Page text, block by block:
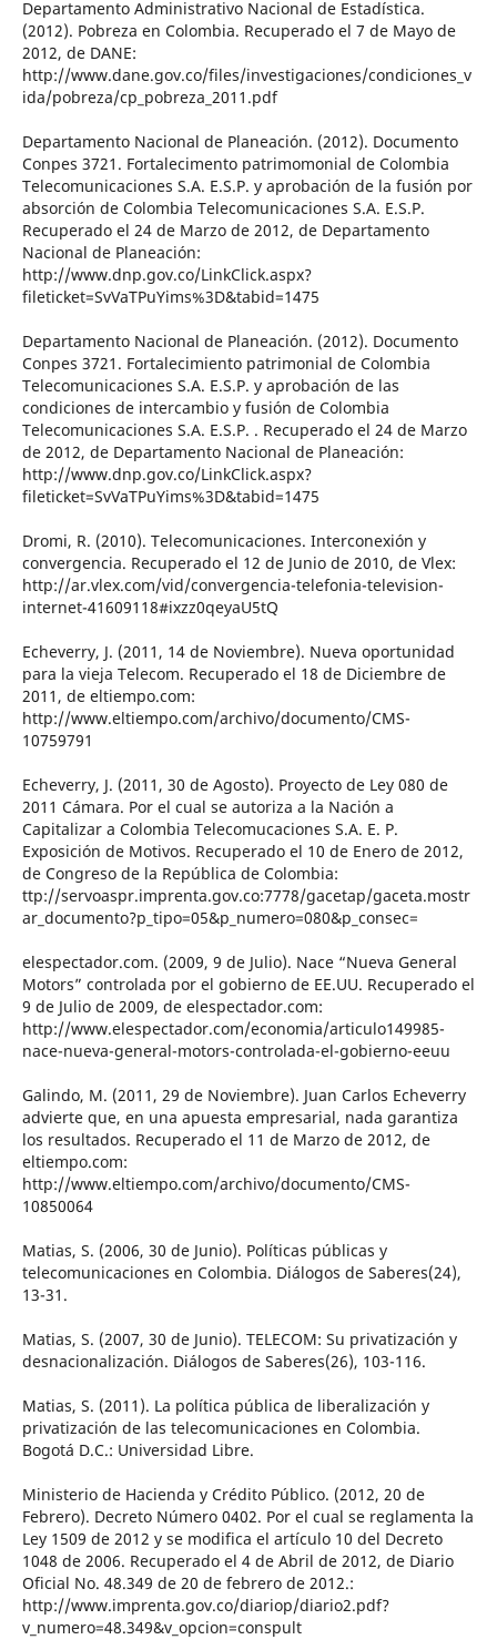
Departamento Administrativo Nacional de Estadística.
(2012). Pobreza en Colombia. Recuperado el 7 de Mayo de
2012, de DANE:
http://www.dane.gov.co/files/investigaciones/condiciones_v
ida/pobreza/cp_pobreza_2011.pdf
Departamento Nacional de Planeación. (2012). Documento
Conpes 3721. Fortalecimento patrimomonial de Colombia
Telecomunicaciones S.A. E.S.P. y aprobación de la fusión por
absorción de Colombia Telecomunicaciones S.A. E.S.P.
Recuperado el 24 de Marzo de 2012, de Departamento
Nacional de Planeación:
http://www.dnp.gov.co/LinkClick.aspx?
fileticket=SvVaTPuYims%3D&tabid=1475
Departamento Nacional de Planeación. (2012). Documento
Conpes 3721. Fortalecimiento patrimonial de Colombia
Telecomunicaciones S.A. E.S.P. y aprobación de las
condiciones de intercambio y fusión de Colombia
Telecomunicaciones S.A. E.S.P. . Recuperado el 24 de Marzo
de 2012, de Departamento Nacional de Planeación:
http://www.dnp.gov.co/LinkClick.aspx?
fileticket=SvVaTPuYims%3D&tabid=1475
Dromi, R. (2010). Telecomunicaciones. Interconexión y
convergencia. Recuperado el 12 de Junio de 2010, de Vlex:
http://ar.vlex.com/vid/convergencia-telefonia-television-
internet-41609118#ixzz0qeyaU5tQ
Echeverry, J. (2011, 14 de Noviembre). Nueva oportunidad
para la vieja Telecom. Recuperado el 18 de Diciembre de
2011, de eltiempo.com:
http://www.eltiempo.com/archivo/documento/CMS-
10759791
Echeverry, J. (2011, 30 de Agosto). Proyecto de Ley 080 de
2011 Cámara. Por el cual se autoriza a la Nación a
Capitalizar a Colombia Telecomucaciones S.A. E. P.
Exposición de Motivos. Recuperado el 10 de Enero de 2012,
de Congreso de la República de Colombia:
ttp://servoaspr.imprenta.gov.co:7778/gacetap/gaceta.mostr
ar_documento?p_tipo=05&p_numero=080&p_consec=
elespectador.com. (2009, 9 de Julio). Nace “Nueva General
Motors” controlada por el gobierno de EE.UU. Recuperado el
9 de Julio de 2009, de elespectador.com:
http://www.elespectador.com/economia/articulo149985-
nace-nueva-general-motors-controlada-el-gobierno-eeuu
Galindo, M. (2011, 29 de Noviembre). Juan Carlos Echeverry
advierte que, en una apuesta empresarial, nada garantiza
los resultados. Recuperado el 11 de Marzo de 2012, de
eltiempo.com:
http://www.eltiempo.com/archivo/documento/CMS-
10850064
Matias, S. (2006, 30 de Junio). Políticas públicas y
telecomunicaciones en Colombia. Diálogos de Saberes(24),
13-31.
Matias, S. (2007, 30 de Junio). TELECOM: Su privatización y
desnacionalización. Diálogos de Saberes(26), 103-116.
Matias, S. (2011). La política pública de liberalización y
privatización de las telecomunicaciones en Colombia.
Bogotá D.C.: Universidad Libre.
Ministerio de Hacienda y Crédito Público. (2012, 20 de
Febrero). Decreto Número 0402. Por el cual se reglamenta la
Ley 1509 de 2012 y se modifica el artículo 10 del Decreto
1048 de 2006. Recuperado el 4 de Abril de 2012, de Diario
Oficial No. 48.349 de 20 de febrero de 2012.:
http://www.imprenta.gov.co/diariop/diario2.pdf?
v_numero=48.349&v_opcion=conspult